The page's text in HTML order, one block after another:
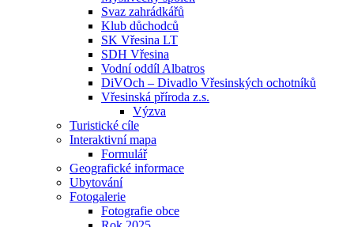
Svaz zahrádkářů
Klub důchodců
SK Vřesina LT
SDH Vřesina
Vodní oddíl Albatros
DiVOch – Divadlo Vřesinských ochotníků
Vřesinská příroda z.s.
Výzva
Turistické cíle
Interaktivní mapa
Formulář
Geografické informace
Ubytování
Fotogalerie
Fotografie obce